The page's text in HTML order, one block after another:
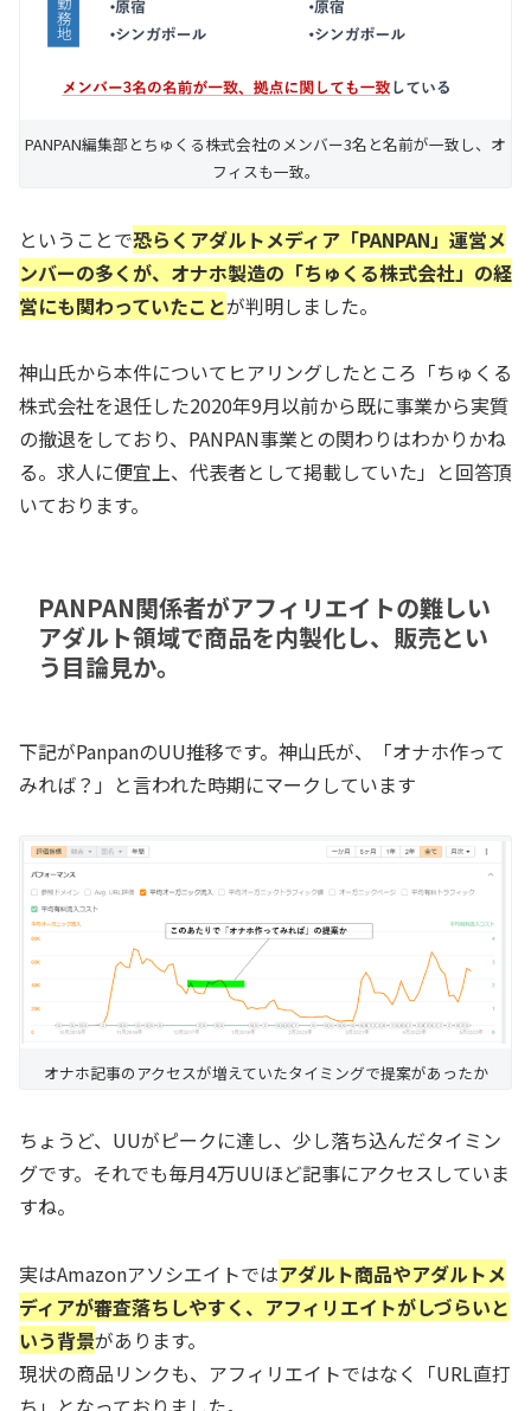
PANPAN編集部とちゅくる株式会社のメンバー3名と名前が一致し、オ
フィスも一致。
ということで恐らくアダルトメディア「PANPAN」運営メ
ンバーの多くが、オナホ製造の「ちゅくる株式会社」の経
営にも関わっていたことが判明しました。
神山氏から本件についてヒアリングしたところ「ちゅくる
株式会社を退任した2020年9月以前から既に事業から実質
の撤退をしており、PANPAN事業との関わりはわかりかね
る。求人に便宜上、代表者として掲載していた」と回答頂
いております。
PANPAN関係者がアフィリエイトの難しい
アダルト領域で商品を内製化し、販売とい
う目論見か。
下記がPanpanのUU推移です。神山氏が、「オナホ作って
みれば？」と言われた時期にマークしています
オナホ記事のアクセスが増えていたタイミングで提案があったか
ちょうど、UUがピークに達し、少し落ち込んだタイミン
グです。それでも毎月4万UUほど記事にアクセスしていま
すね。
実はAmazonアソシエイトではアダルト商品やアダルトメ
ディアが審査落ちしやすく、アフィリエイトがしづらいと
いう背景があります。
現状の商品リンクも、アフィリエイトではなく「URL直打